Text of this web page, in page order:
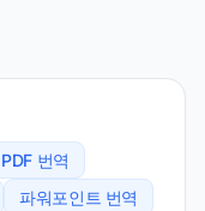
번역
파워포인트 번역